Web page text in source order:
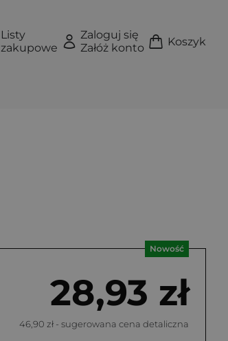
Listy
zakupowe
Zaloguj się
Załóż konto
Koszyk
Nowość
28,93 zł
46,90 zł - sugerowana cena detaliczna